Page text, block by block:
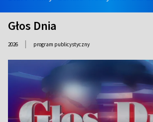
Głos Dnia
2026 | program publicystyczny